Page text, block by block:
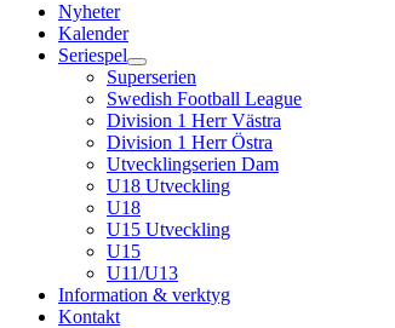
Nyheter
Kalender
Seriespel
Superserien
Swedish Football League
Division 1 Herr Västra
Division 1 Herr Östra
Utvecklingserien Dam
U18 Utveckling
U18
U15 Utveckling
U15
U11/U13
Information & verktyg
Kontakt